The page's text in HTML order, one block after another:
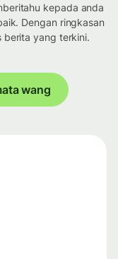
kepada anda
Dengan ringkasan
berita yang terkini.
wang